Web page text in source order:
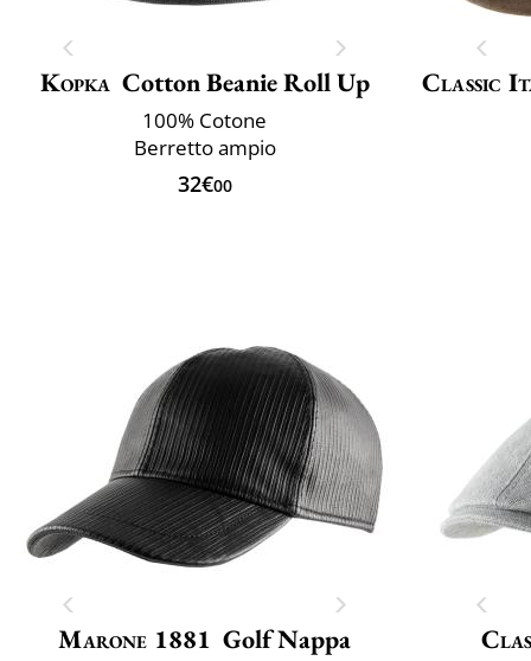
Kopka Cotton Beanie Roll Up
100% Cotone
Berretto ampio
32€00
Classic
Marone 1881 Golf Nappa